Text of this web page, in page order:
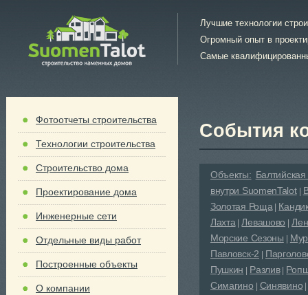
Лучшие технологии
Огромный опыт в
Самые
Фотоотчеты строительства
Технологии строительства
Строительство дома
Проектирование дома
Инженерные сети
Отдельные виды работ
Построенные объекты
О компании
События
Объекты:
внутри SuomenTalot|
Золотая Роща|
Лахта|Левашово|
Морские Сезоны|
Павловск-2|
Пушкин| Разлив|
Симагино| Синявино